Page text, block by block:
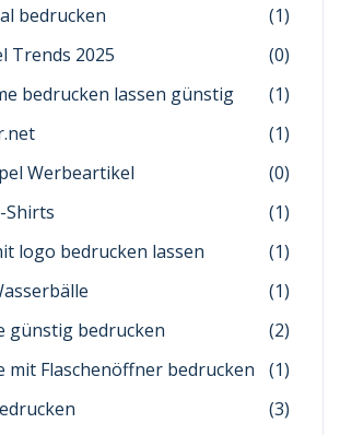
bedrucken
(1)
Trends 2025
(0)
bedrucken lassen günstig
(1)
(1)
Werbeartikel
(0)
Shirts
(1)
logo bedrucken lassen
(1)
(1)
günstig bedrucken
(2)
mit Flaschenöffner bedrucken
(1)
(3)